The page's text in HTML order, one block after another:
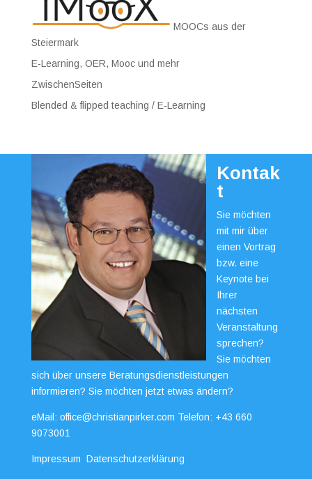
MOOCs aus der
Steiermark
E-Learning, OER, Mooc und mehr
ZwischenSeiten
Blended & flipped teaching / E-Learning
Kontak
t
Sie möchten
mit mir über
einen Vortrag
bzw. eine
Keynote bei
Ihrer
nächsten
Veranstaltung
sprechen?
Sie möchten
sich über unsere Beratungsdienstleistungen
informieren? Sie möchten jetzt etwas ändern?
eMail: office@christianpirker.com Telefon: +43 660
9073001
Impressum Datenschutzerklärung